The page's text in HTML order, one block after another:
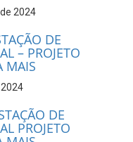
2024
DE
– PROJETO
MAIS
DE
PROJETO